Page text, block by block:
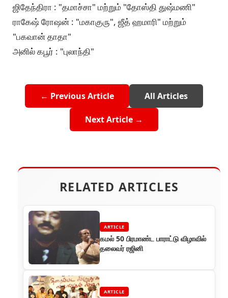
ஜிதேந்திரா : "தமாச்சா" மற்றும் "தோஸ்தி துஷ்மணி"
ராகேஷ் ரோஷன் : "மகாகுரு", ஜீத் ஹமாரி" மற்றும்
"பகவான் தாதா"
அனில் கபூர் : "புலாந்தி"
← Previous Article All Articles
Next Article →
RELATED ARTICLES
ARTICLE
கமல் 50 பிரமாண்ட பாராட்டு விழாவில்
தலைவர் ரஜினி
ARTICLE